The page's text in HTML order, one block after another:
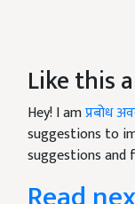
Like this
Hey! I amप्रबोध
suggestions to
suggestions and